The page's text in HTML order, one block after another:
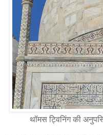
थॉमस ट्विनिंग की